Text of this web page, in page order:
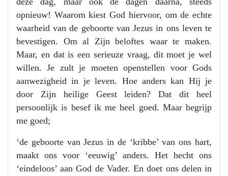
opnieuw! Waarom kiest God hiervoor, om de echte
waarheid van de geboorte van Jezus in ons leven te
bevestigen. Om al Zijn beloftes waar te maken.
Maar, en dat is een serieuze vraag, dit moet je wel
willen. Je zult je moeten openstellen voor Gods
aanwezigheid in je leven. Hoe anders kan Hij je
door Zijn heilige Geest leiden? Dat dit heel
persoonlijk is besef ik me heel goed. Maar begrijp
me goed;
‘de geboorte van Jezus in de ‘kribbe’ van ons hart,
maakt ons voor ‘eeuwig’ anders. Het hecht ons
‘eindeloos’ aan God de Vader. En doet ons delen in